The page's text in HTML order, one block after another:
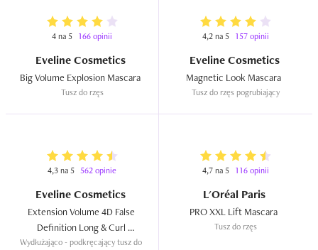
4 na 5 166 opinii
Eveline Cosmetics
Tusz do rzęs
4,2 na 5 157 opinii
Eveline Cosmetics
Tusz do rzęs pogrubiający
4,3 na 5 562 opinie
Eveline Cosmetics
Extension Volume 4D False
Definition Long & Curl
Mascara
Wydłużająco - podkręcający tusz do
4,7 na 5 116 opinii
L'Oréal Paris
Tusz do rzęs